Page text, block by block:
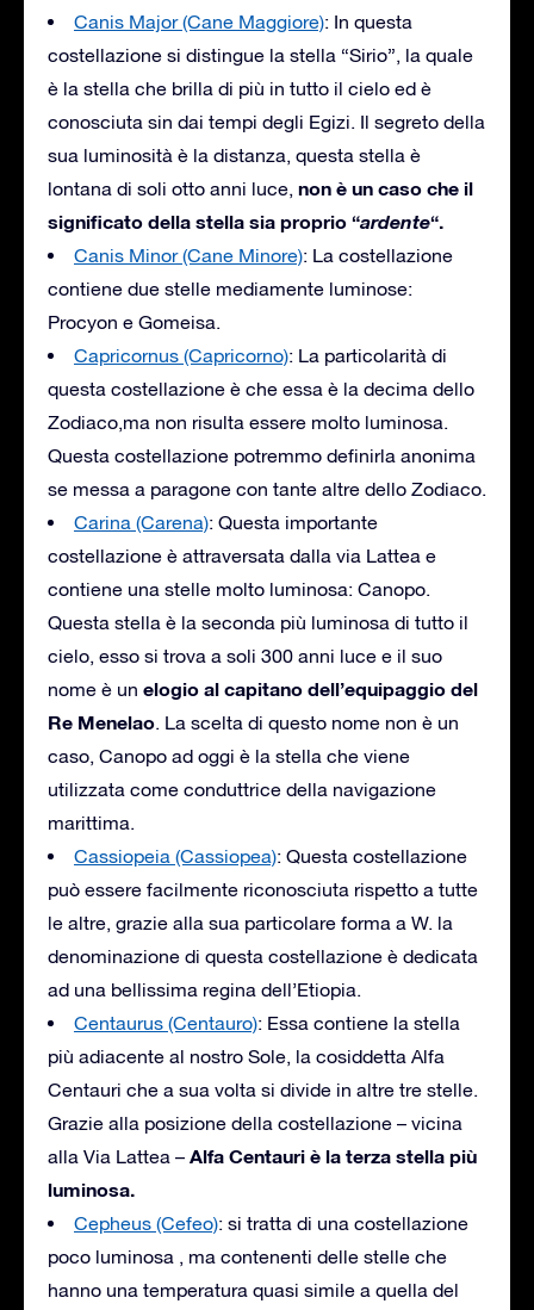
Canis Major (Cane Maggiore): In questa
costellazione si distingue la stella “Sirio”, la quale
è la stella che brilla di più in tutto il cielo ed è
conosciuta sin dai tempi degli Egizi. Il segreto della
sua luminosità è la distanza, questa stella è
lontana di soli otto anni luce, non è un caso che il
significato della stella sia proprio “ardente“.
Canis Minor (Cane Minore): La costellazione
contiene due stelle mediamente luminose:
Procyon e Gomeisa.
Capricornus (Capricorno): La particolarità di
questa costellazione è che essa è la decima dello
Zodiaco,ma non risulta essere molto luminosa.
Questa costellazione potremmo definirla anonima
se messa a paragone con tante altre dello Zodiaco.
Carina (Carena): Questa importante
costellazione è attraversata dalla via Lattea e
contiene una stelle molto luminosa: Canopo.
Questa stella è la seconda più luminosa di tutto il
cielo, esso si trova a soli 300 anni luce e il suo
nome è un elogio al capitano dell’equipaggio del
Re Menelao. La scelta di questo nome non è un
caso, Canopo ad oggi è la stella che viene
utilizzata come conduttrice della navigazione
marittima.
Cassiopeia (Cassiopea): Questa costellazione
può essere facilmente riconosciuta rispetto a tutte
le altre, grazie alla sua particolare forma a W. la
denominazione di questa costellazione è dedicata
ad una bellissima regina dell’Etiopia.
Centaurus (Centauro): Essa contiene la stella
più adiacente al nostro Sole, la cosiddetta Alfa
Centauri che a sua volta si divide in altre tre stelle.
Grazie alla posizione della costellazione – vicina
alla Via Lattea – Alfa Centauri è la terza stella più
luminosa.
Cepheus (Cefeo): si tratta di una costellazione
poco luminosa , ma contenenti delle stelle che
hanno una temperatura quasi simile a quella del